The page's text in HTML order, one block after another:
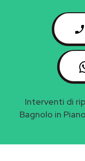
Interventi di
Bagnolo in